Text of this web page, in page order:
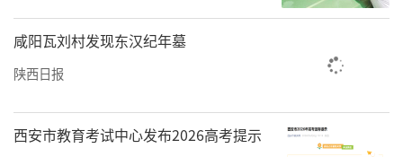
咸阳瓦刘村发现东汉纪年墓
陕西日报
西安市教育考试中心发布2026高考提示